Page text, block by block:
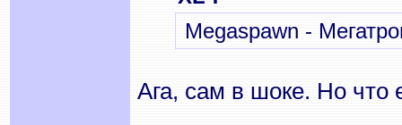
Megaspawn -
Ага, сам в шоке. Но что